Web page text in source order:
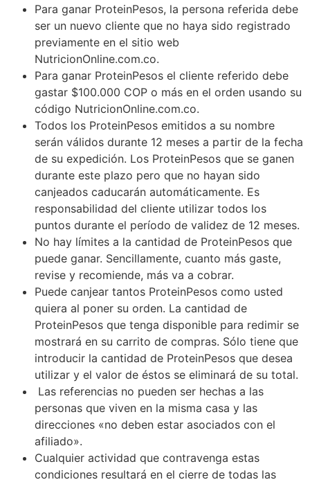
Para ganar ProteinPesos, la persona referida debe
ser un nuevo cliente que no haya sido registrado
previamente en el sitio web
NutricionOnline.com.co.
Para ganar ProteinPesos el cliente referido debe
gastar $100.000 COP o más en el orden usando su
código NutricionOnline.com.co.
Todos los ProteinPesos emitidos a su nombre
serán válidos durante 12 meses a partir de la fecha
de su expedición. Los ProteinPesos que se ganen
durante este plazo pero que no hayan sido
canjeados caducarán automáticamente. Es
responsabilidad del cliente utilizar todos los
puntos durante el período de validez de 12 meses.
No hay límites a la cantidad de ProteinPesos que
puede ganar. Sencillamente, cuanto más gaste,
revise y recomiende, más va a cobrar.
Puede canjear tantos ProteinPesos como usted
quiera al poner su orden. La cantidad de
ProteinPesos que tenga disponible para redimir se
mostrará en su carrito de compras. Sólo tiene que
introducir la cantidad de ProteinPesos que desea
utilizar y el valor de éstos se eliminará de su total.
Las referencias no pueden ser hechas a las
personas que viven en la misma casa y las
direcciones «no deben estar asociados con el
afiliado».
Cualquier actividad que contravenga estas
condiciones resultará en el cierre de todas las